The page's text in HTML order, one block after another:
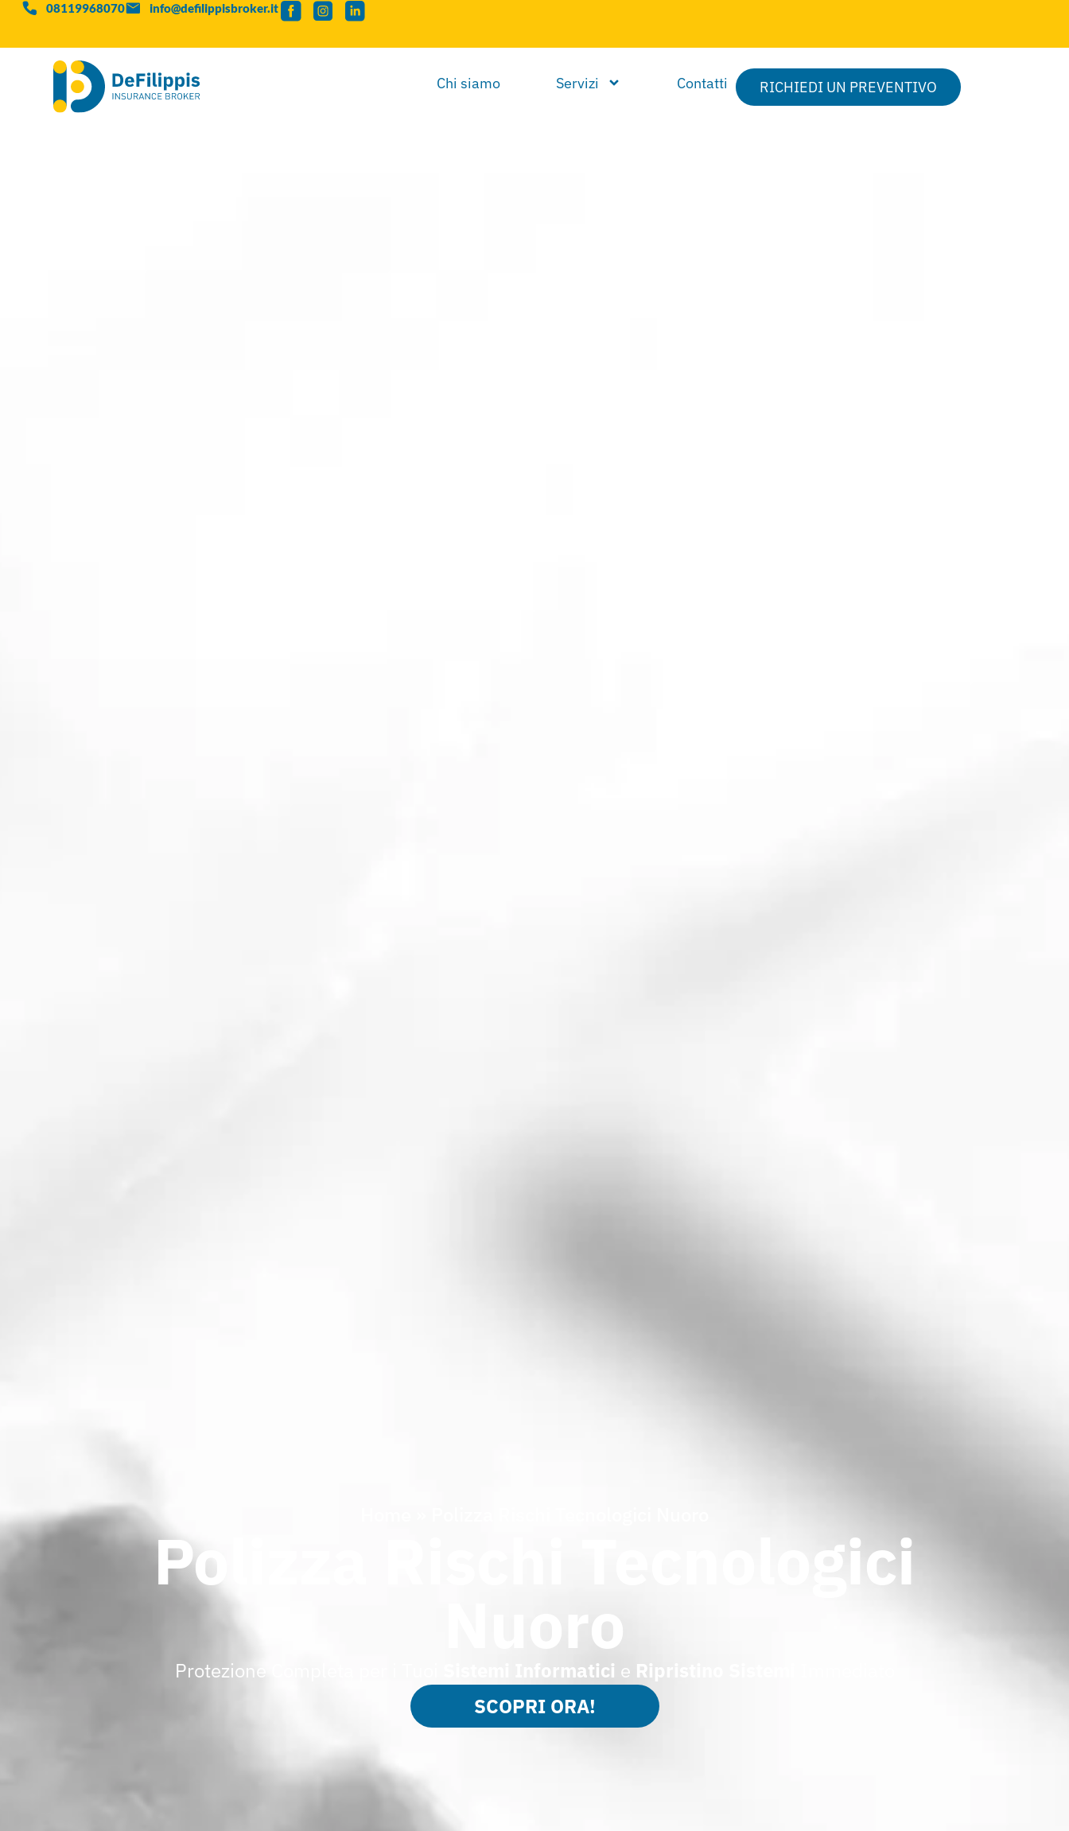
08119968070 info@defilippisbroker.it
Chi siamo Servizi Contatti RICHIEDI UN PREVENTIVO
Polizza Rischi Tecnologici
Nuoro
Protezione Completa per i Tuoi Sistemi Informatici e Ripristino Sistemi
SCOPRI ORA!